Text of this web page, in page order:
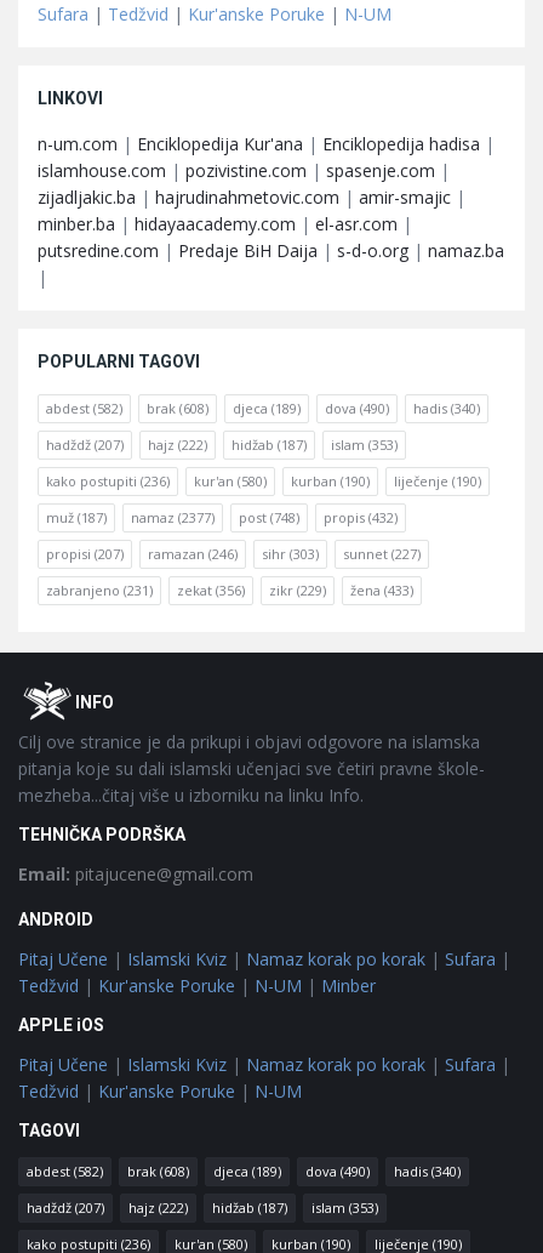
Sufara | Tedžvid | Kur'anske Poruke | N-UM
LINKOVI
n-um.com | Enciklopedija Kur'ana | Enciklopedija hadisa |
islamhouse.com | pozivistine.com | spasenje.com |
zijadljakic.ba | hajrudinahmetovic.com | amir-smajic |
minber.ba | hidayaacademy.com | el-asr.com |
putsredine.com | Predaje BiH Daija | s-d-o.org | namaz.ba
|
POPULARNI TAGOVI
abdest (582) brak (608) djeca (189) dova (490) hadis (340)
hadždž (207) hajz (222) hidžab (187) islam (353)
kako postupiti (236) kur'an (580) kurban (190) liječenje (190)
muž (187) namaz (2377) post (748) propis (432)
propisi (207) ramazan (246) sihr (303) sunnet (227)
zabranjeno (231) zekat (356) zikr (229) žena (433)
FooterOINFO
Cilj ove stranice je da prikupi i objavi odgovore na islamska
pitanja koje su dali islamski učenjaci sve četiri pravne škole-
mezheba...čitaj više u izborniku na linku Info.
TEHNIČKA PODRŠKA
Email: pitajucene@gmail.com
ANDROID
Pitaj Učene | Islamski Kviz | Namaz korak po korak | Sufara |
Tedžvid | Kur'anske Poruke | N-UM | Minber
APPLE iOS
Pitaj Učene | Islamski Kviz | Namaz korak po korak | Sufara |
Tedžvid | Kur'anske Poruke | N-UM
TAGOVI
abdest (582) brak (608) djeca (189) dova (490) hadis (340)
hadždž (207) hajz (222) hidžab (187) islam (353)
kako postupiti (236) kur'an (580) kurban (190) liječenje (190)